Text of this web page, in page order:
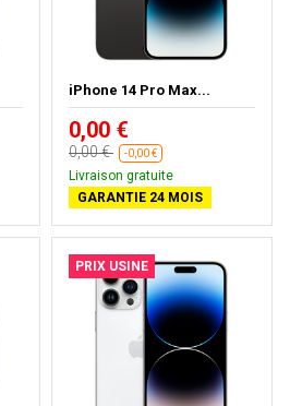
iPhone 14 Pro Max...
0,00 €
0,00 € -0,00 €
Livraison gratuite
GARANTIE 24 MOIS
PRIX USINE